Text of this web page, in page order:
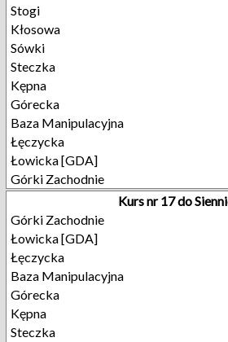
Stogi
Kłosowa
Sówki
Steczka
Kępna
Górecka
Baza Manipulacyjna
Łęczycka
Łowicka [GDA]
Górki Zachodnie
Kurs nr 17 do
Górki Zachodnie
Łowicka [GDA]
Łęczycka
Baza Manipulacyjna
Górecka
Kępna
Steczka